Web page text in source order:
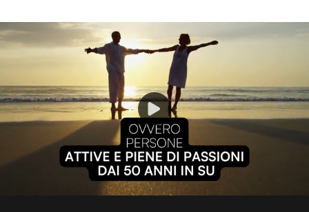
P
l
o